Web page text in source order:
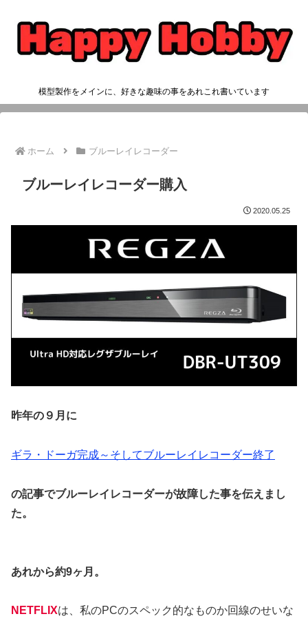
模型製作をメインに、好きな趣味の事をあれこれ書いています
ホーム ブルーレイレコーダー
ブルーレイレコーダー購入
2020.05.25
昨年の９月に
ギラ・ドーガ完成～そしてブルーレイレコーダー終了
の記事でブルーレイレコーダーが故障した事を伝えまし
た。
あれから約9ヶ月。
NETFLIXは、私のPCのスペック的なものか回線のせいな